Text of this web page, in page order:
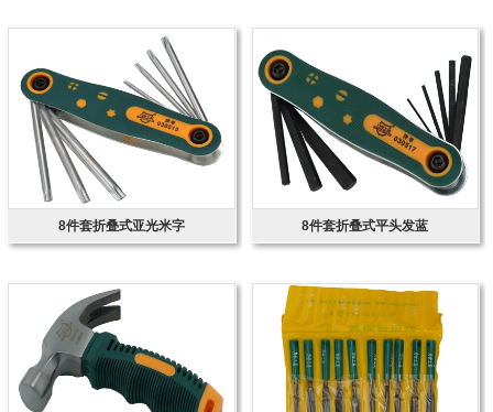
8件套折叠式亚光米字 8件套折叠式平头发蓝